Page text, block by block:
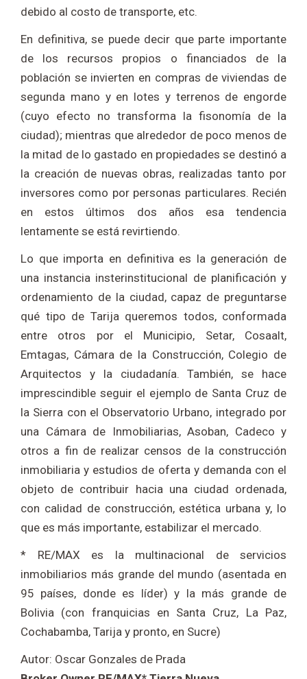
debido al costo de transporte, etc.
En definitiva, se puede decir que parte importante
de los recursos propios o financiados de la
población se invierten en compras de viviendas de
segunda mano y en lotes y terrenos de engorde
(cuyo efecto no transforma la fisonomía de la
ciudad); mientras que alrededor de poco menos de
la mitad de lo gastado en propiedades se destinó a
la creación de nuevas obras, realizadas tanto por
inversores como por personas particulares. Recién
en estos últimos dos años esa tendencia
lentamente se está revirtiendo.
Lo que importa en definitiva es la generación de
una instancia insterinstitucional de planificación y
ordenamiento de la ciudad, capaz de preguntarse
qué tipo de Tarija queremos todos, conformada
entre otros por el Municipio, Setar, Cosaalt,
Emtagas, Cámara de la Construcción, Colegio de
Arquitectos y la ciudadanía. También, se hace
imprescindible seguir el ejemplo de Santa Cruz de
la Sierra con el Observatorio Urbano, integrado por
una Cámara de Inmobiliarias, Asoban, Cadeco y
otros a fin de realizar censos de la construcción
inmobiliaria y estudios de oferta y demanda con el
objeto de contribuir hacia una ciudad ordenada,
con calidad de construcción, estética urbana y, lo
que es más importante, estabilizar el mercado.
* RE/MAX es la multinacional de servicios
inmobiliarios más grande del mundo (asentada en
95 países, donde es líder) y la más grande de
Bolivia (con franquicias en Santa Cruz, La Paz,
Cochabamba, Tarija y pronto, en Sucre)
Autor: Oscar Gonzales de Prada